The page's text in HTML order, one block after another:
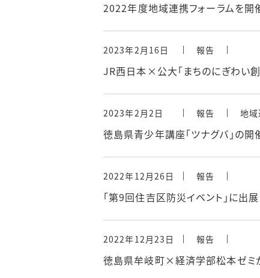
2022年度地域連携フォーラムを開
2023年2月16日 報告
JR西日本×公大「まちのにぎわい
2023年2月2日 報告 地
徳島県青少年講座「ツナグバ」の
2022年12月26日 報告
「第9回住吉区防災イベント」に出展
2022年12月23日 報告
徳島県牟岐町×経済学部松本ゼミが